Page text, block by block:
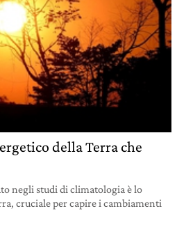
della Terra che
negli studi di climatologia è lo
cruciale per capire i cambiamenti